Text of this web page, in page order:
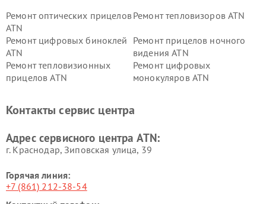
Ремонт оптических прицелов
ATN
Ремонт тепловизоров ATN
Ремонт цифровых биноклей
ATN
Ремонт прицелов ночного
видения ATN
Ремонт тепловизионных
прицелов ATN
Ремонт цифровых
монокуляров ATN
Контакты сервис центра
Адрес сервисного центра ATN:
г. Краснодар, Зиповская улица, 39
Горячая линия:
+7 (861) 212-38-54